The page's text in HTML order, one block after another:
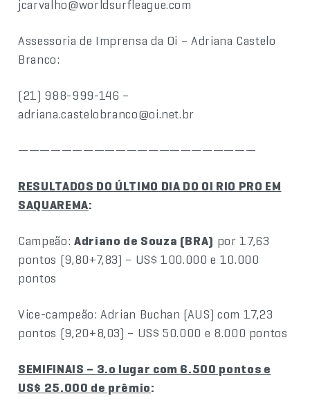
jcarvalho@worldsurfleague.com
Assessoria de Imprensa da Oi – Adriana Castelo
Branco:
(21) 988-999-146 –
adriana.castelobranco@oi.net.br
——————————————————————
RESULTADOS DO ÚLTIMO DIA DO OI RIO PRO EM
SAQUAREMA:
Campeão: Adriano de Souza (BRA) por 17,63
pontos (9,80+7,83) – US$ 100.000 e 10.000
pontos
Vice-campeão: Adrian Buchan (AUS) com 17,23
pontos (9,20+8,03) – US$ 50.000 e 8.000 pontos
SEMIFINAIS – 3.o lugar com 6.500 pontos e
US$ 25.000 de prêmio: